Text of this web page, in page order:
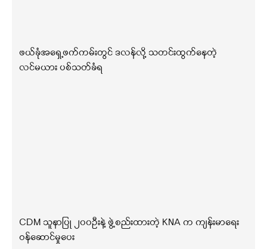
ဖယ်ခုံအရှေ့ဖက်ကမ်းတွင် ဒလန်လို့ သတင်းထွက်နေတဲ့
လင်မယား ပစ်သတ်ခံရ
CDM သူနာပြု ၂၀၀ဦးနဲ့ ဖွဲ့စည်းထားတဲ့ KNA က ကျန်းမာရေး
ဝန်ဆောင်မှုပေး